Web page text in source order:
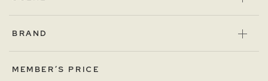
BRAND
MEMBER’S PRICE